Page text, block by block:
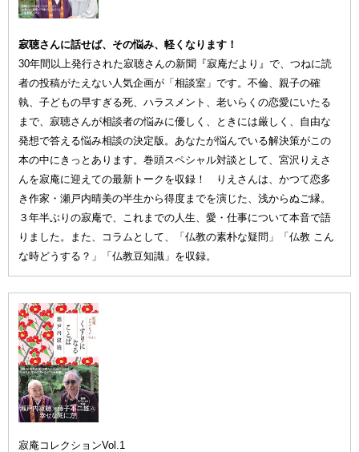
寂聴さんに話せば、その悩み、軽くなります！
30年間以上発行された寂聴さんの新聞『寂庵だより』で、つねに読
者の投稿がたえない人気企画が「相談室」です。不倫、親子の確
執、子どもの早すぎる死、ハラスメント、老いらくの恋愛にいたる
まで、寂聴さんが相談者の悩みに優しく、ときには厳しく、自由な
発想で答える悩み相談の決定版。あなたが悩んでいる解決策がこの
本の中にきっとあります。巻頭スペシャル対談として、宮沢りえさ
んを寂庵に迎えての最新トークを収録！ りえさんは、かつて恋多
き作家・瀬戸内晴美の半生から得度までを演じた、浅からぬご縁。
３年半ぶりの寂庵で、これまでの人生、愛・仕事について本音で語
りました。また、コラムとして、「仏教の素朴な疑問」「仏教 こん
な時どうする？」「仏教豆知識」を収録。
寂庵コレクションVol.1